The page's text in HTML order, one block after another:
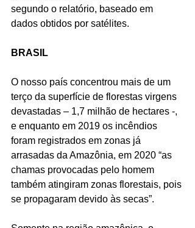
segundo o relatório, baseado em
dados obtidos por satélites.
BRASIL
O nosso país concentrou mais de um
terço da superfície de florestas virgens
devastadas – 1,7 milhão de hectares -,
e enquanto em 2019 os incêndios
foram registrados em zonas já
arrasadas da Amazônia, em 2020 “as
chamas provocadas pelo homem
também atingiram zonas florestais, pois
se propagaram devido às secas”.